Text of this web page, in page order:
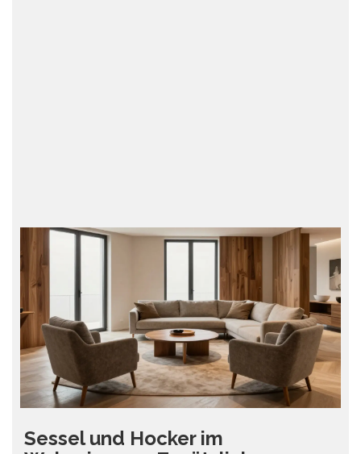
Sessel und Hocker im